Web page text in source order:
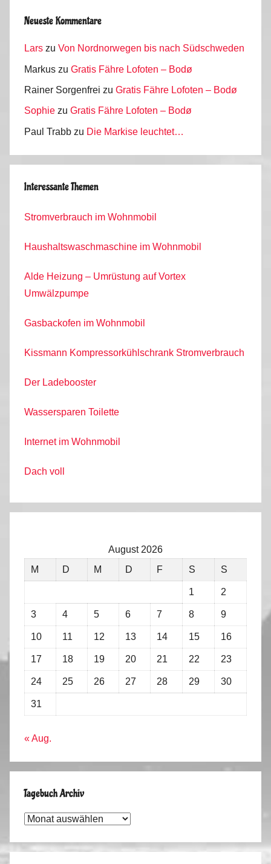
Neueste Kommentare
Lars zu Von Nordnorwegen bis nach Südschweden
Markus zu Gratis Fähre Lofoten – Bodø
Rainer Sorgenfrei zu Gratis Fähre Lofoten – Bodø
Sophie zu Gratis Fähre Lofoten – Bodø
Paul Trabb zu Die Markise leuchtet…
Interessante Themen
Stromverbrauch im Wohnmobil
Haushaltswaschmaschine im Wohnmobil
Alde Heizung – Umrüstung auf Vortex
Umwälzpumpe
Gasbackofen im Wohnmobil
Kissmann Kompressorkühlschrank Stromverbrauch
Der Ladebooster
Wassersparen Toilette
Internet im Wohnmobil
Dach voll
August 2026
M
D M D F S S
1 2
3 4 5 6 7 8 9
10 11 12 13 14 15 16
17 18 19 20 21 22 23
24 25 26 27 28 29 30
31
« Aug.
Tagebuch Archiv
Tagebuch